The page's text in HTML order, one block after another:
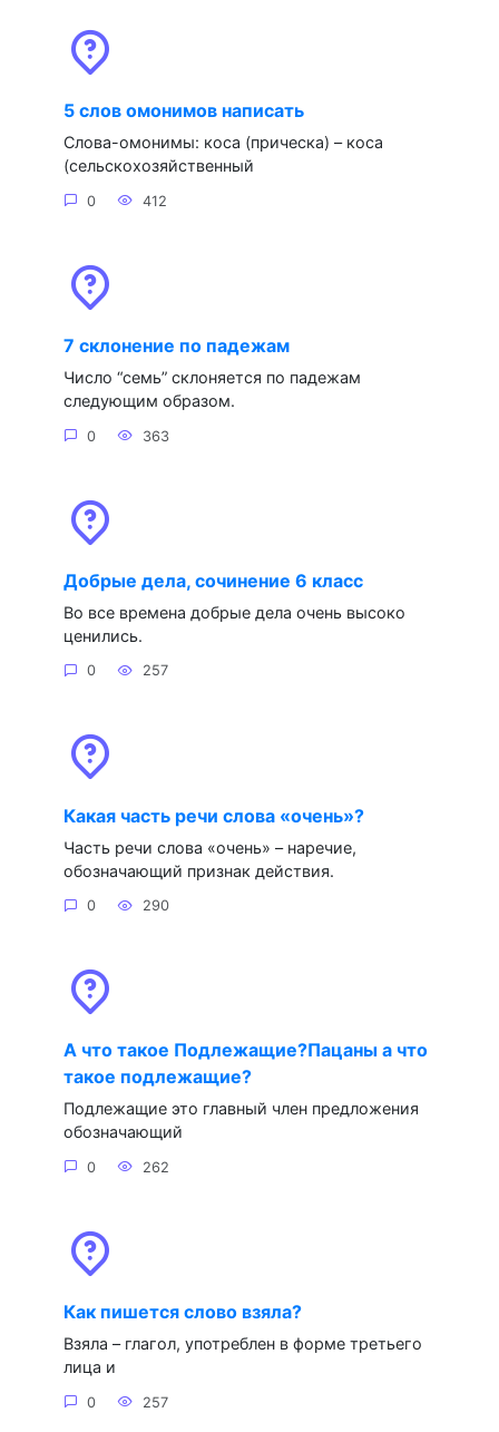
5 слов омонимов написать
Слова-омонимы: коса (прическа) – коса
(сельскохозяйственный
0 412
7 склонение по падежам
Число “семь” склоняется по падежам
следующим образом.
0 363
Добрые дела, сочинение 6 класс
Во все времена добрые дела очень высоко
ценились.
0 257
Какая часть речи слова «очень»?
Часть речи слова «очень» – наречие,
обозначающий признак действия.
0 290
А что такое Подлежащие?Пацаны а что
такое подлежащие?
Подлежащие это главный член предложения
обозначающий
0 262
Как пишется слово взяла?
Взяла – глагол, употреблен в форме третьего
лица и
0 257